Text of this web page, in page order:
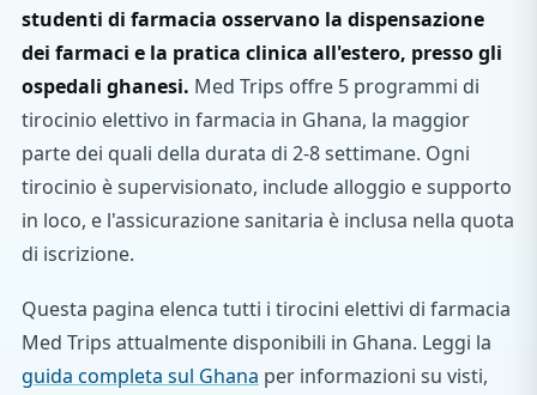
studenti di farmacia osservano la dispensazione
dei farmaci e la pratica clinica all'estero, presso gli
ospedali ghanesi. Med Trips offre 5 programmi di
tirocinio elettivo in farmacia in Ghana, la maggior
parte dei quali della durata di 2-8 settimane. Ogni
tirocinio è supervisionato, include alloggio e supporto
in loco, e l'assicurazione sanitaria è inclusa nella quota
di iscrizione.
Questa pagina elenca tutti i tirocini elettivi di farmacia
Med Trips attualmente disponibili in Ghana. Leggi la
guida completa sul Ghana per informazioni su visti,